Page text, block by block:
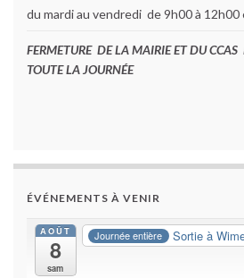
du mardi au vendredi de 9h00 à
FERMETURE DE LA MAIRIE ET DU
TOUTE LA JOURNÉE
ÉVÉNEMENTS À VENIR
AOÛT
8
sam
Journée entière Sortie à